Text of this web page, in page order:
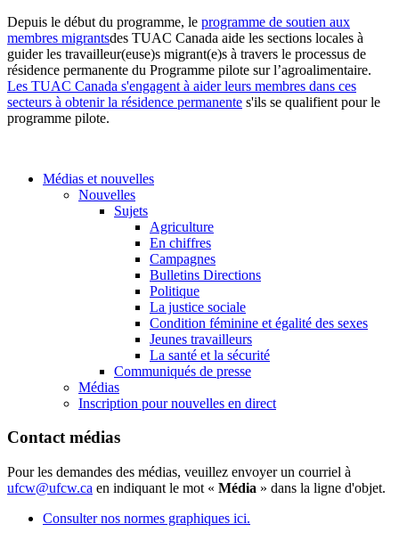
Depuis le début du programme, le programme de soutien aux
membres migrantsdes TUAC Canada aide les sections locales à
guider les travailleur(euse)s migrant(e)s à travers le processus de
résidence permanente du Programme pilote sur l’agroalimentaire.
Les TUAC Canada s'engagent à aider leurs membres dans ces
secteurs à obtenir la résidence permanente s'ils se qualifient pour le
programme pilote.
Médias et nouvelles
Nouvelles
Sujets
Agriculture
En chiffres
Campagnes
Bulletins Directions
Politique
La justice sociale
Condition féminine et égalité des sexes
Jeunes travailleurs
La santé et la sécurité
Communiqués de presse
Médias
Inscription pour nouvelles en direct
Contact médias
Pour les demandes des médias, veuillez envoyer un courriel à
ufcw@ufcw.ca en indiquant le mot « Média » dans la ligne d'objet.
Consulter nos normes graphiques ici.